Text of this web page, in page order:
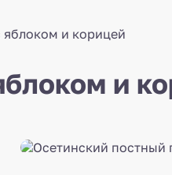
яблоком и корицей
и